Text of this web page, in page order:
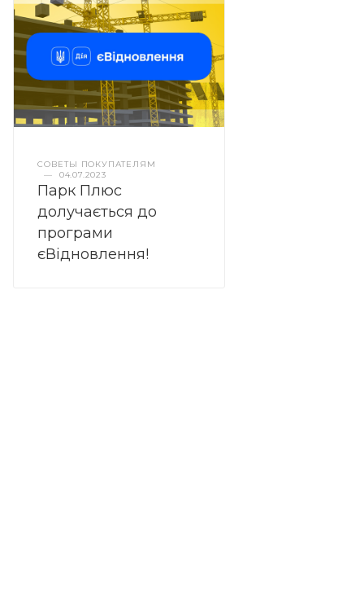
СОВЕТЫ ПОКУПАТЕЛЯМ
—
04.07.2023
Парк Плюс
долучається до
програми
єВідновлення!